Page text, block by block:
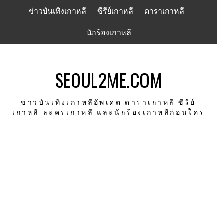
ข่าวบันเทิงเกาหลี ซีรีย์เกาหลี ดาราเกาหลี
นักร้องเกาหลี
SEOUL2ME.COM
ข่าวบันเทิงเกาหลีอัพเดต ดาราเกาหลี ซีรีย์
เกาหลี ละครเกาหลี และนักร้องเกาหลีก่อนใคร